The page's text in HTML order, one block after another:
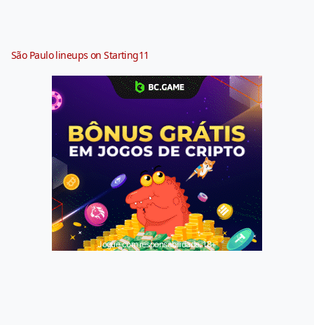
São Paulo lineups on Starting11
Jogue com responsabilidade. 18+